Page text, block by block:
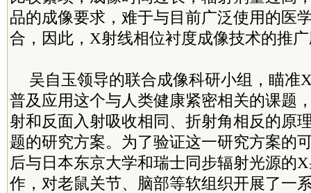
品的成像要求，难于与目前广泛使用的医
合，因此，X射线相位衬度成像技术的推
吴自玉领导的联合成像科研小组，瞄准
普及应用这个与人类健康紧密相关的课题
射和反面入射吸收相同、折射角相反的原
题的研究方案。为了验证这一研究方案的
后与日本东京大学和瑞士同步辐射光源的
作，对老鼠关节、脑部等软组织开展了一